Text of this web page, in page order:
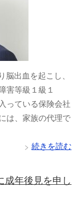
出血を起こし、
害等級１級１
っている保険会社
は、家族の代理で
続きを読む
成年後見を申し